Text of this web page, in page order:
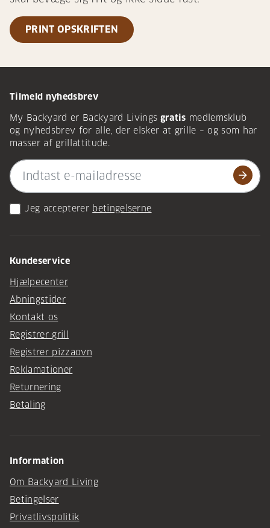
PRINT OPSKRIFTEN
Tilmeld nyhedsbrev
My Backyard er Backyard Livings gratis medlemsklub
og nyhedsbrev for alle, der elsker at grille – og som har
masser af grillattitude.
arrow_forward
Jeg accepterer betingelserne
Kundeservice
Hjælpecenter
Åbningstider
Kontakt os
Registrer grill
Registrer pizzaovn
Reklamationer
Returnering
Betaling
Information
Om Backyard Living
Betingelser
Privatlivspolitik